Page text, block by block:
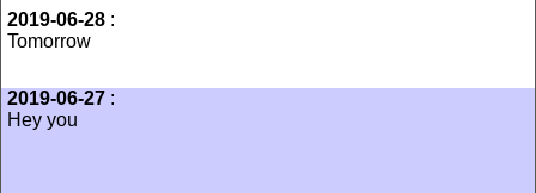
2019-06-28 :
Tomorrow
2019-06-27 :
Hey you